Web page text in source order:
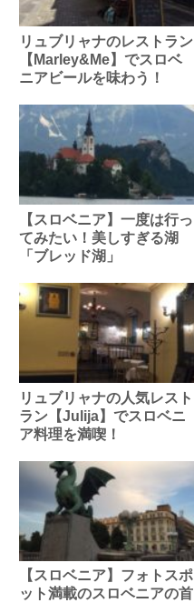
リュブリャナのレストラン
【Marley&Me】でスロベ
ニアビールを味わう！
【スロベニア】一度は行っ
てみたい！美しすぎる湖
「ブレッド湖」
リュブリャナの人気レスト
ラン【Julija】でスロベニ
ア料理を満喫！
【スロベニア】フォトスポ
ット満載のスロベニアの首